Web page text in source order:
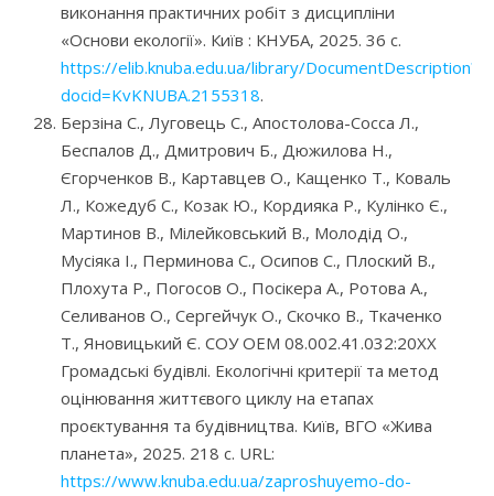
виконання практичних робіт з дисципліни
«Основи екології». Київ : КНУБА, 2025. 36 с.
https://elib.knuba.edu.ua/library/DocumentDescription?
docid=KvKNUBA.2155318.
Берзіна С., Луговець С., Апостолова-Сосса Л.,
Беспалов Д., Дмитрович Б., Дюжилова Н.,
Єгорченков В., Картавцев О., Кащенко Т., Коваль
Л., Кожедуб С., Козак Ю., Кордияка Р., Кулінко Є.,
Мартинов В., Мілейковський В., Молодід О.,
Мусіяка І., Перминова С., Осипов С., Плоский В.,
Плохута Р., Погосов О., Посікера А., Ротова А.,
Селиванов О., Сергейчук О., Скочко В., Ткаченко
Т., Яновицький Є. СОУ ОЕМ 08.002.41.032:20ХХ
Громадські будівлі. Екологічні критерії та метод
оцінювання життєвого циклу на етапах
проєктування та будівництва. Київ, ВГО «Жива
планета», 2025. 218 с. URL:
https://www.knuba.edu.ua/zaproshuyemo-do-